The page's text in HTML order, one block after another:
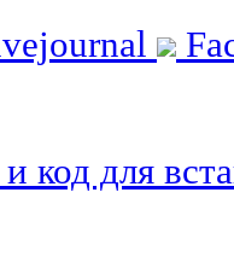
код для